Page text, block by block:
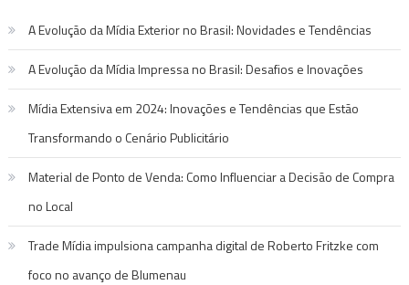
A Evolução da Mídia Exterior no Brasil: Novidades e Tendências
A Evolução da Mídia Impressa no Brasil: Desafios e Inovações
Mídia Extensiva em 2024: Inovações e Tendências que Estão
Transformando o Cenário Publicitário
Material de Ponto de Venda: Como Influenciar a Decisão de Compra
no Local
Trade Mídia impulsiona campanha digital de Roberto Fritzke com
foco no avanço de Blumenau